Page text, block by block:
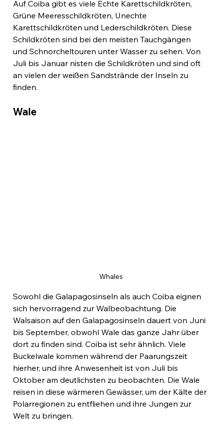
Auf Coiba gibt es viele Echte Karettschildkröten,
Grüne Meeresschildkröten, Unechte
Karettschildkröten und Lederschildkröten. Diese
Schildkröten sind bei den meisten Tauchgängen
und Schnorcheltouren unter Wasser zu sehen. Von
Juli bis Januar nisten die Schildkröten und sind oft
an vielen der weißen Sandstrände der Inseln zu
finden.
Wale
Whales
Sowohl die Galapagosinseln als auch Coiba eignen
sich hervorragend zur Walbeobachtung. Die
Walsaison auf den Galapagosinseln dauert von Juni
bis September, obwohl Wale das ganze Jahr über
dort zu finden sind. Coiba ist sehr ähnlich. Viele
Buckelwale kommen während der Paarungszeit
hierher, und ihre Anwesenheit ist von Juli bis
Oktober am deutlichsten zu beobachten. Die Wale
reisen in diese wärmeren Gewässer, um der Kälte der
Polarregionen zu entfliehen und ihre Jungen zur
Welt zu bringen.